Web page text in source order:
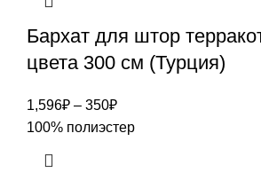
Бархат для штор
цвета 300 см (Турция)
1,596₽ – 350₽
100% полиэстер